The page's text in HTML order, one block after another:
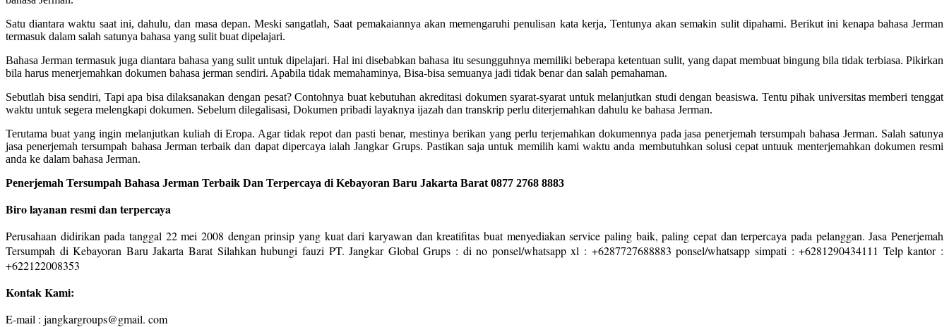
Satu diantara waktu saat ini, dahulu, dan masa depan. Meski sangatlah, Saat pemakaiannya akan memengaruhi penulisan kata kerja, Tentunya akan semakin sulit dipahami. Berikut ini kenapa bahasa Jerman
termasuk dalam salah satunya bahasa yang sulit buat dipelajari.
Bahasa Jerman termasuk juga diantara bahasa yang sulit untuk dipelajari. Hal ini disebabkan bahasa itu sesungguhnya memiliki beberapa ketentuan sulit, yang dapat membuat bingung bila tidak terbiasa. Pikirkan
bila harus menerjemahkan dokumen bahasa jerman sendiri. Apabila tidak memahaminya, Bisa-bisa semuanya jadi tidak benar dan salah pemahaman.
Sebutlah bisa sendiri, Tapi apa bisa dilaksanakan dengan pesat? Contohnya buat kebutuhan akreditasi dokumen syarat-syarat untuk melanjutkan studi dengan beasiswa. Tentu pihak universitas memberi tenggat
waktu untuk segera melengkapi dokumen. Sebelum dilegalisasi, Dokumen pribadi layaknya ijazah dan transkrip perlu diterjemahkan dahulu ke bahasa Jerman.
Terutama buat yang ingin melanjutkan kuliah di Eropa. Agar tidak repot dan pasti benar, mestinya berikan yang perlu terjemahkan dokumennya pada jasa penerjemah tersumpah bahasa Jerman. Salah satunya
jasa penerjemah tersumpah bahasa Jerman terbaik dan dapat dipercaya ialah Jangkar Grups. Pastikan saja untuk memilih kami waktu anda membutuhkan solusi cepat untuuk menterjemahkan dokumen resmi
anda ke dalam bahasa Jerman.
Penerjemah Tersumpah Bahasa Jerman Terbaik Dan Terpercaya di Kebayoran Baru Jakarta Barat 0877 2768 8883
Biro layanan resmi dan terpercaya
Perusahaan didirikan pada tanggal 22 mei 2008 dengan prinsip yang kuat dari karyawan dan kreatifitas buat menyediakan service paling baik, paling cepat dan terpercaya pada pelanggan. Jasa Penerjemah
Tersumpah di Kebayoran Baru Jakarta Barat Silahkan hubungi fauzi PT. Jangkar Global Grups : di no ponsel/whatsapp xl : +6287727688883 ponsel/whatsapp simpati : +6281290434111 Telp kantor :
+622122008353
Kontak Kami:
E-mail : jangkargroups@gmail. com